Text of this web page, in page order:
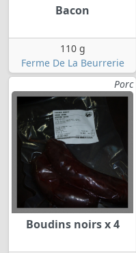
Bacon
110 g
Ferme De La Beurrerie
Porc
Boudins noirs x 4